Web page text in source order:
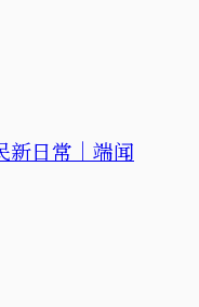
新日常｜端闻